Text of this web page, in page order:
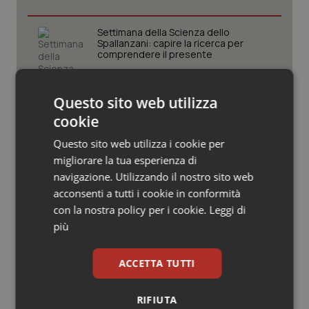
Veneto
Oncoematologia
Oncologia & Nutrizione
Psoriasi & pelle
Quotidiano Cardiologia
Quotidiano Chirurgia
Quotidiano Oncologia
Quotidiano Pediatria
Settimana della Scienza dello
Spallanzani: capire la ricerca per
comprendere il presente
Regione Lombardia scrive al ministro
Schillaci: “Gli attuali indicatori non
fotografano la qualità reale del Ssn”
Case di comunità. La sfida ora è
riempirle di professionisti e servizi. Il
punto della Conferenza delle Regioni
laboratorio di Embriologia
Questo sito web utilizza
cookie
Questo sito web utilizza i cookie per
migliorare la tua esperienza di
navigazione. Utilizzando il nostro sito web
acconsenti a tutti i cookie in conformità
con la nostra policy per i cookie. Leggi di
più
ACCETTA TUTTI
RIFIUTA